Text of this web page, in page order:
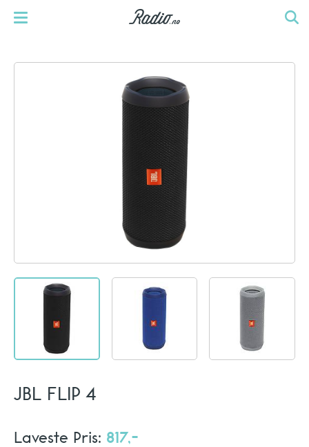
JBL FLIP 4
Laveste Pris: 817,-